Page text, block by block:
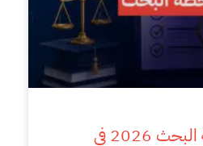
معايير تقييم خطة البحث 2026 في